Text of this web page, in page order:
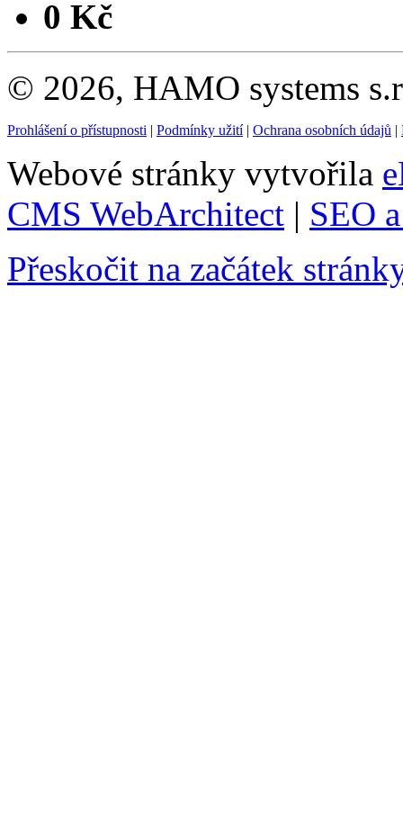
0 Kč
© 2026, HAMO systems
Prohlášení o přístupnosti | Podmínky užití| Ochrana osobních údajů |
Webové stránky vytvořila
CMS WebArchitect | SEO
Přeskočit na začátek